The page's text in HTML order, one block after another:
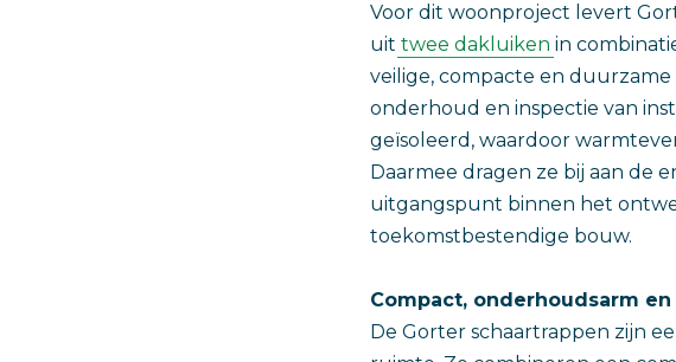
Voor dit woonproject levert
uit twee dakluiken in
veilige, compacte en
onderhoud en inspectie van
geïsoleerd, waardoor
Daarmee dragen ze bij aan de
uitgangspunt binnen het
toekomstbestendige bouw.
Compact, onderhoudsarm
De Gorter schaartrappen zijn